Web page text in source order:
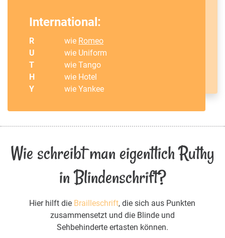
International:
R wie Romeo
U
wie Uniform
T
wie Tango
H
wie Hotel
Y
wie Yankee
Wie schreibt man eigentlich Ruthy
in Blindenschrift?
Hier hilft die Brailleschrift, die sich aus Punkten
zusammensetzt und die Blinde und
Sehbehinderte ertasten können.